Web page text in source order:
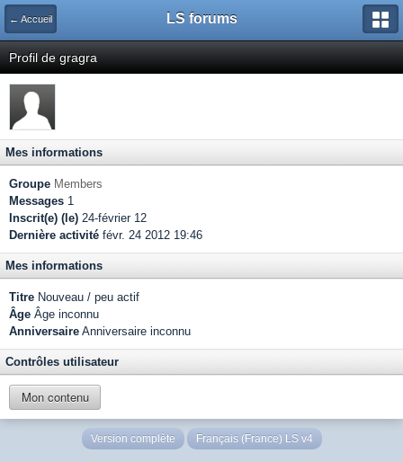
← Accueil LS forums
Profil de gragra
Mes informations
Groupe Members
Messages 1
Inscrit(e) (le) 24-février 12
Dernière activité févr. 24 2012 19:46
Mes informations
Titre Nouveau / peu actif
Âge Âge inconnu
Anniversaire Anniversaire inconnu
Contrôles utilisateur
Mon contenu
Version complète Français (France) LS v4